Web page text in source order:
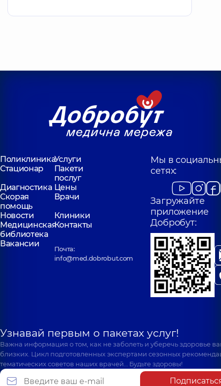
ПоликлиникаУслуги
Стационар
Пакети
послуг
Диагностика Цены
Скорая
помощь
Врачи
Новости
Клиники
Медицинская
библиотека
Контакты
Вакансии
Почта:
info@med.dobrobut.com
Мы в
сетях:
Загружайте
приложение
Добробут:
Узнавай первым о пакетах услуг!
Важна информация о том, как не заболеть и уберечь здоровье
близких. Цикл подготовленных экспертами сезонных
тематических советов наших врачей… Будьте здоровы!